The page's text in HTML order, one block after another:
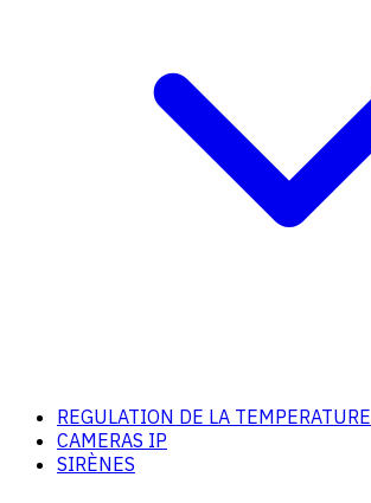
REGULATION DE LA TEMPERATURE
CAMERAS IP
SIRÈNES